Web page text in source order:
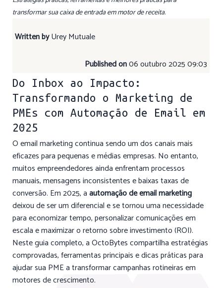
transformar sua caixa de entrada em motor de receita.
Written byUrey Mutuale
Published on06 outubro 2025 09:03
Do Inbox ao Impacto:
Transformando o Marketing de
PMEs com Automação de Email em
2025
O email marketing continua sendo um dos canais mais
eficazes para pequenas e médias empresas. No entanto,
muitos empreendedores ainda enfrentam processos
manuais, mensagens inconsistentes e baixas taxas de
conversão. Em 2025, aautomação de email marketing
deixou de ser um diferencial e se tornou uma necessidade
para economizar tempo, personalizar comunicações em
escala e maximizar o retorno sobre investimento (ROI).
Neste guia completo, a OctoBytes compartilha estratégias
comprovadas, ferramentas principais e dicas práticas para
ajudar sua PME a transformar campanhas rotineiras em
motores de crescimento.